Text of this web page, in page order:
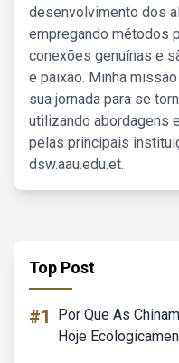
desenvolvimento dos
empregando métodos
conexões genuínas e
e paixão. Minha
sua jornada para se
utilizando abordagens
pelas principais
dsw.aau.edu.et.
Top Post
#1
Por Que As
Hoje